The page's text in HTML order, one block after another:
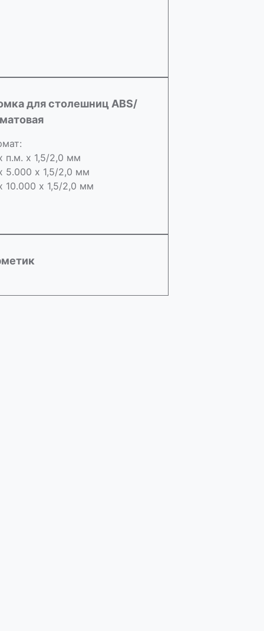
для столешниц ABS/
п.м. х 1,5/2,0 мм
5.000 х 1,5/2,0 мм
10.000 х 1,5/2,0 мм